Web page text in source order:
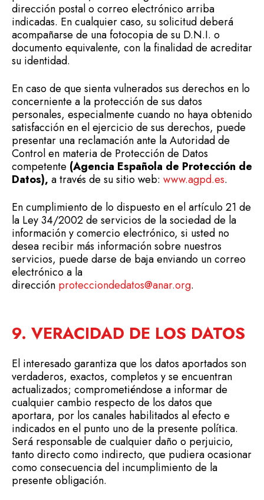
dirección postal o correo electrónico arriba
indicadas. En cualquier caso, su solicitud deberá
acompañarse de una fotocopia de su D.N.I. o
documento equivalente, con la finalidad de acreditar
su identidad.
En caso de que sienta vulnerados sus derechos en lo
concerniente a la protección de sus datos
personales, especialmente cuando no haya obtenido
satisfacción en el ejercicio de sus derechos, puede
presentar una reclamación ante la Autoridad de
Control en materia de Protección de Datos
competente (Agencia Española de Protección de
Datos), a través de su sitio web: www.agpd.es.
En cumplimiento de lo dispuesto en el artículo 21 de
la Ley 34/2002 de servicios de la sociedad de la
información y comercio electrónico, si usted no
desea recibir más información sobre nuestros
servicios, puede darse de baja enviando un correo
electrónico a la
dirección protecciondedatos@anar.org.
9. VERACIDAD DE LOS DATOS
El interesado garantiza que los datos aportados son
verdaderos, exactos, completos y se encuentran
actualizados; comprometiéndose a informar de
cualquier cambio respecto de los datos que
aportara, por los canales habilitados al efecto e
indicados en el punto uno de la presente política.
Será responsable de cualquier daño o perjuicio,
tanto directo como indirecto, que pudiera ocasionar
como consecuencia del incumplimiento de la
presente obligación.